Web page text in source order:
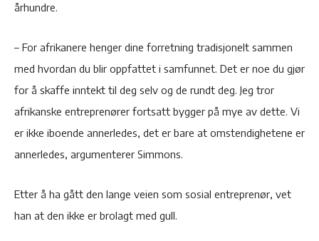
århundre.
– For afrikanere henger dine forretning tradisjonelt sammen
med hvordan du blir oppfattet i samfunnet. Det er noe du gjør
for å skaffe inntekt til deg selv og de rundt deg. Jeg tror
afrikanske entreprenører fortsatt bygger på mye av dette. Vi
er ikke iboende annerledes, det er bare at omstendighetene er
annerledes, argumenterer Simmons.
Etter å ha gått den lange veien som sosial entreprenør, vet
han at den ikke er brolagt med gull.